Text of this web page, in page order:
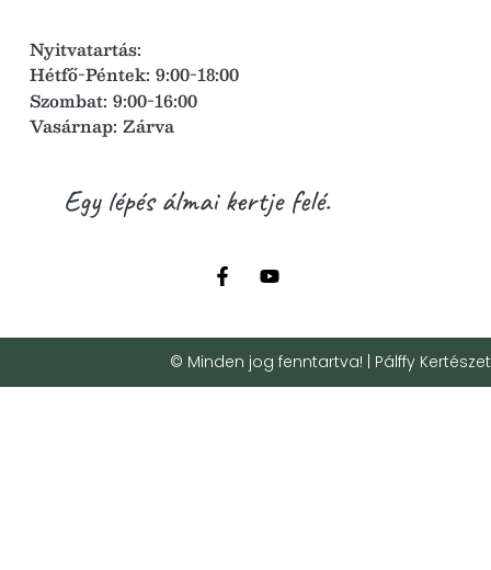
Egy lépés álmai kertje felé.
Nyitvatartás:
Hétfő-Péntek: 9:00-18:00
Szombat: 9:00-16:00
Vasárnap: Zárva
© Minden jog fenntartva! | Pálffy Kertészet